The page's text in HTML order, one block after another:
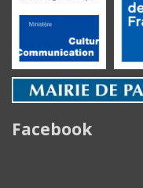
Facebook